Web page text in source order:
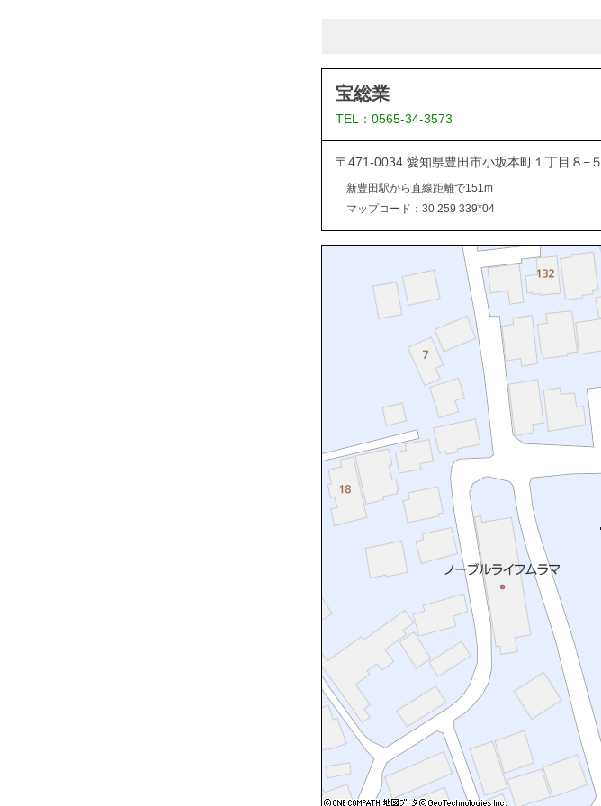
宝総業
TEL：0565-34-3573
〒471-0034 愛知県豊田市小坂本町１丁目８−５
新豊田駅から直線距離で151m
マップコード：30 259 339*04